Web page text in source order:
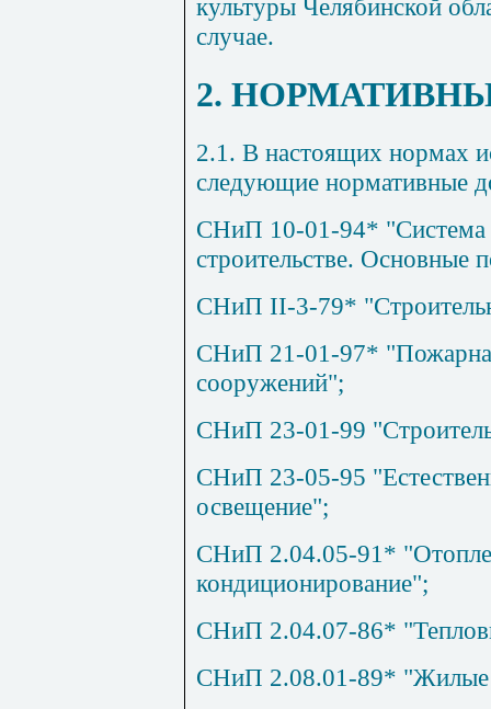
культуры Челябинской
случае.
2.
2.1. В настоящих нормах
следующие нормативные
СНиП 10-01-94* "Система
строительстве. Основные
СНиП II-3-79*
СНиП 21-01-97*
сооружений";
СНиП 23-01-99
СНиП 23-05-95
освещение";
СНиП 2.04.05-91*
кондиционирование";
СНиП 2.04.07-86*
СНиП 2.08.01-89* "Жилые